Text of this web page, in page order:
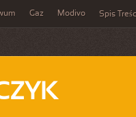
Gaz Modivo Spis